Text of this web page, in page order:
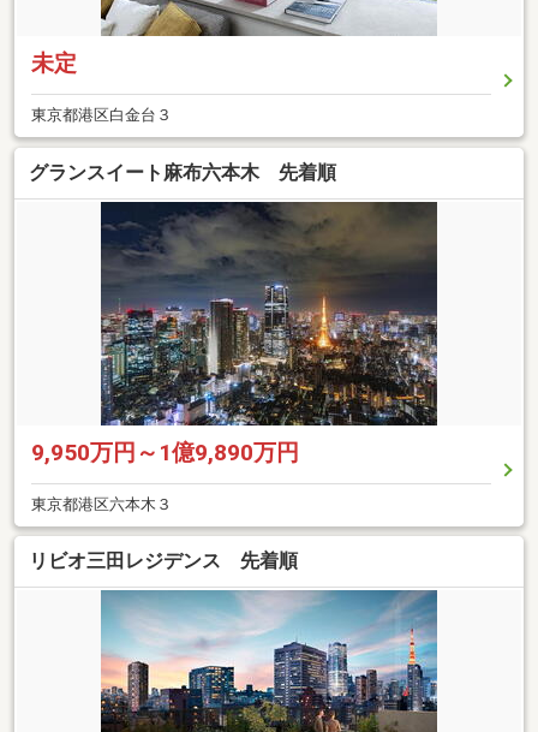
未定
東京都港区白金台３
グランスイート麻布六本木 先着順
9,950万円～1億9,890万円
東京都港区六本木３
リビオ三田レジデンス 先着順